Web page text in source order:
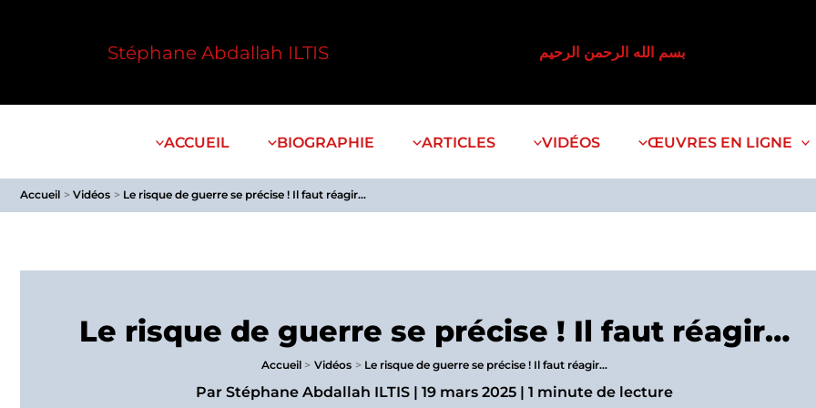
Stéphane Abdallah ILTIS بسم الله الرحمن الرحيم
ACCUEIL BIOGRAPHIE ARTICLES VIDÉOS ŒUVRES EN LIGNE
Accueil Vidéos Le risque de guerre se précise ! Il faut réagir…
Le risque de guerre se précise ! Il faut réagir…
Accueil Vidéos Le risque de guerre se précise ! Il faut réagir…
Par Stéphane Abdallah ILTIS | 19 mars 2025 | 1 minute de lecture